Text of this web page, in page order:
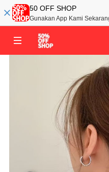
50 OFF SHOP
Gunakan App Kami